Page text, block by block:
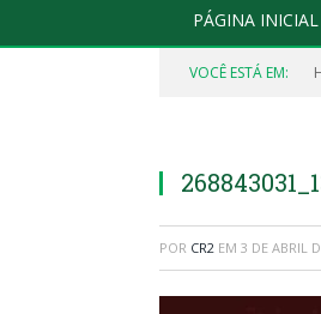
PÁGINA INICIAL
VOCÊ ESTÁ EM:
POR CR2 EM 3 DE ABRIL